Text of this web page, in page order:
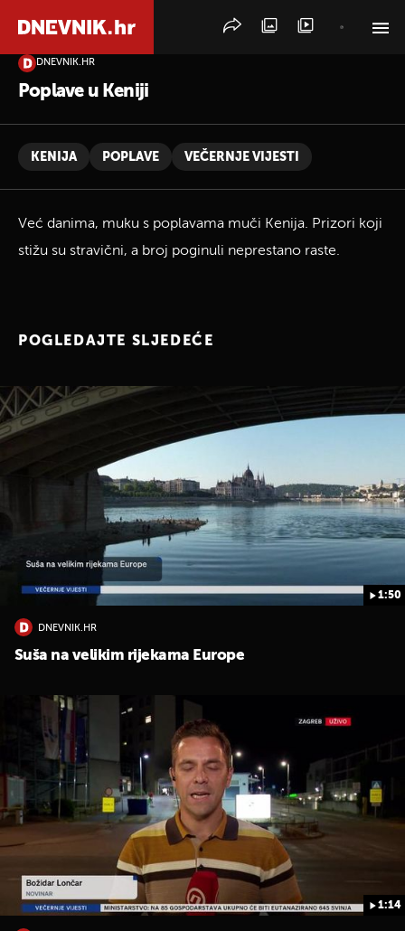
DNEVNIK.HR
Poplave u Keniji
KENIJA POPLAVE VEČERNJE VIJESTI
Već danima, muku s poplavama muči Kenija. Prizori koji
stižu su stravični, a broj poginuli neprestano raste.
POGLEDAJTE SLJEDEĆE
1:50
DNEVNIK.HR
Suša na velikim rijekama Europe
1:14
PRETRAŽITE VIJESTI